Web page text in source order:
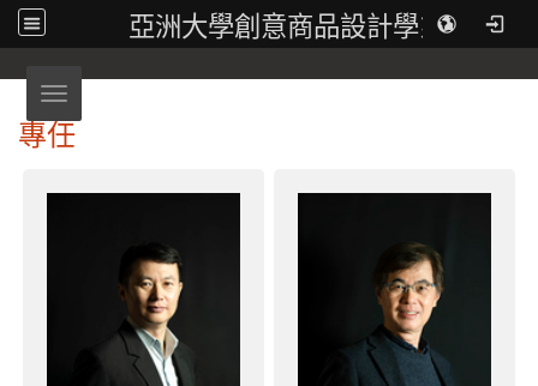
亞洲大學創意商品設計學系
Toggle navigation
專任